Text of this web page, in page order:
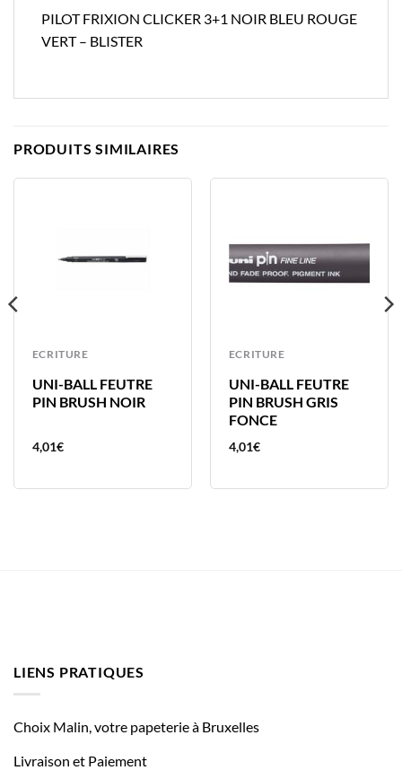
PILOT FRIXION CLICKER 3+1 NOIR BLEU ROUGE
VERT – BLISTER
PRODUITS SIMILAIRES
ECRITURE
UNI-BALL FEUTRE
PIN BRUSH NOIR
4,01€
ECRITURE
UNI-BALL FEUTRE
PIN BRUSH GRIS
FONCE
4,01€
LIENS PRATIQUES
Choix Malin, votre papeterie à Bruxelles
Livraison et Paiement